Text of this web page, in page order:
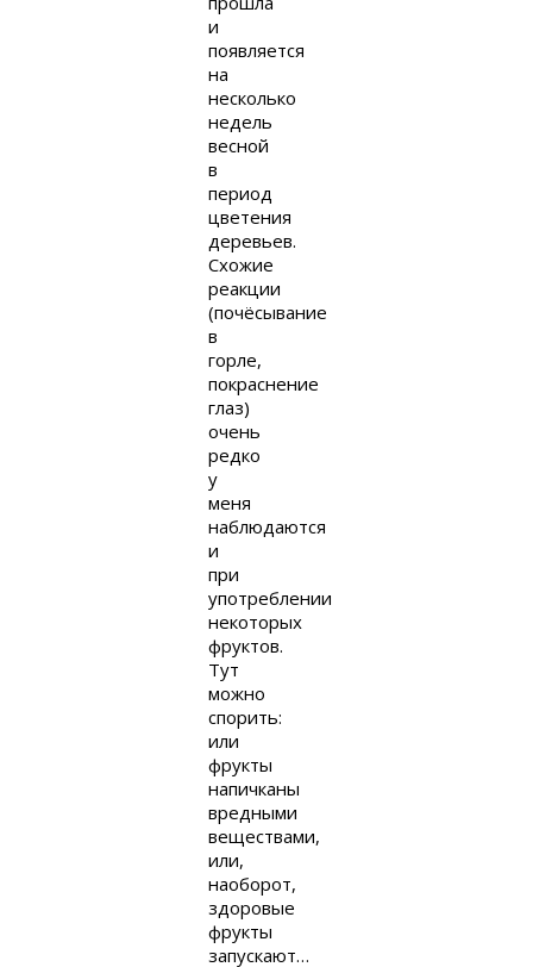
и
появляется
на
несколько
недель
весной
в
период
цветения
деревьев.
Схожие
реакции
(почёсывание
в
горле,
покраснение
глаз)
очень
редко
у
меня
наблюдаются
и
при
употреблении
некоторых
фруктов.
Тут
можно
спорить:
или
фрукты
напичканы
вредными
веществами,
или,
наоборот,
здоровые
фрукты
запускают…